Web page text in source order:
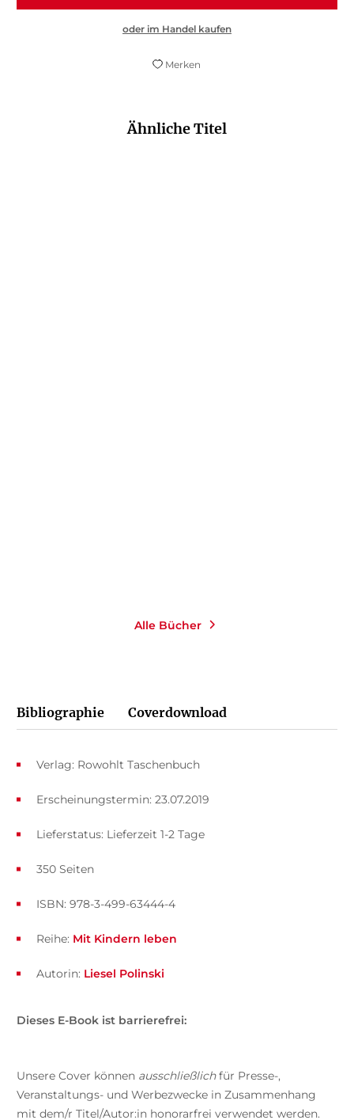
oder im Handel kaufen
Merken
Ähnliche Titel
Alle Bücher
Bibliographie Coverdownload
Verlag: Rowohlt Taschenbuch
Erscheinungstermin: 23.07.2019
Lieferstatus: Lieferzeit 1-2 Tage
ISBN: 978-3-499-63444-4
350 Seiten
Reihe: Mit Kindern leben
Autorin: Liesel Polinski
Dieses E-Book ist barrierefrei:
Unsere Cover können ausschließlichfür Presse-,
Veranstaltungs- und Werbezwecke in Zusammenhang
mit dem/r Titel/Autor:in honorarfrei verwendet werden.